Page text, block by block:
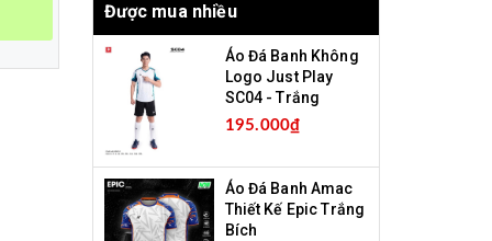
Được mua nhiều
Áo Đá Banh Không
Logo Just Play
SC04 - Trắng
195.000₫
Áo Đá Banh Amac
Thiết Kế Epic Trắng
Bích